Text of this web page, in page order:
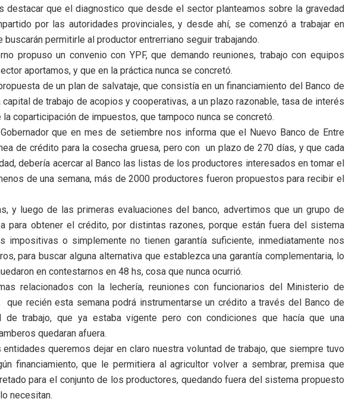
destacar que el diagnostico que desde el sector planteamos sobre la gravedad
por las autoridades provinciales, y desde ahí, se comenzó a trabajar en
permitirle al productor entrerriano seguir trabajando.
propuso un convenio con YPF, que demando reuniones, trabajo con equipos
aportamos, y que en la práctica nunca se concretó.
de un plan de salvataje, que consistía en un financiamiento del Banco de
capital de trabajo de acopios y cooperativas, a un plazo razonable, tasa de interés
la coparticipación de impuestos, que tampoco nunca se concretó.
que en mes de setiembre nos informa que el Nuevo Banco de Entre
de crédito para la cosecha gruesa, pero con un plazo de 270 días, y que cada
debería acercar al Banco las listas de los productores interesados en tomar el
de una semana, más de 2000 productores fueron propuestos para recibir el
y luego de las primeras evaluaciones del banco, advertimos que un grupo de
para obtener el crédito, por distintas razones, porque están fuera del sistema
impositivas o simplemente no tienen garantía suficiente, inmediatamente nos
para buscar alguna alternativa que establezca una garantía complementaria, lo
en contestarnos en 48 hs, cosa que nunca ocurrió.
relacionados con la lechería, reuniones con funcionarios del Ministerio de
que recién esta semana podrá instrumentarse un crédito a través del Banco de
de trabajo, que ya estaba vigente pero con condiciones que hacía que una
quedaran afuera.
queremos dejar en claro nuestra voluntad de trabajo, que siempre tuvo
financiamiento, que le permitiera al agricultor volver a sembrar, premisa que
para el conjunto de los productores, quedando fuera del sistema propuesto
necesitan.